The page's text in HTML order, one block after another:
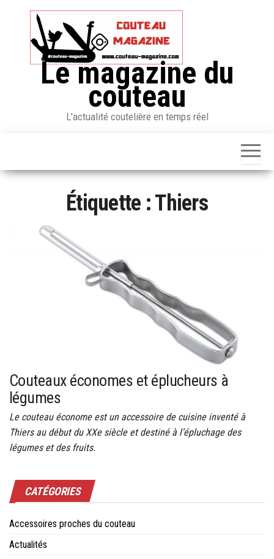
Le magazine du
couteau
L'actualité coutelière en temps réel
Étiquette :Thiers
Couteaux économes et éplucheurs à
légumes
Le couteau économe est un accessoire de cuisine inventé à
Thiers au début du XXe siècle et destiné à l’épluchage des
légumes et des fruits.
CATÉGORIES
Accessoires proches du couteau
Actualités